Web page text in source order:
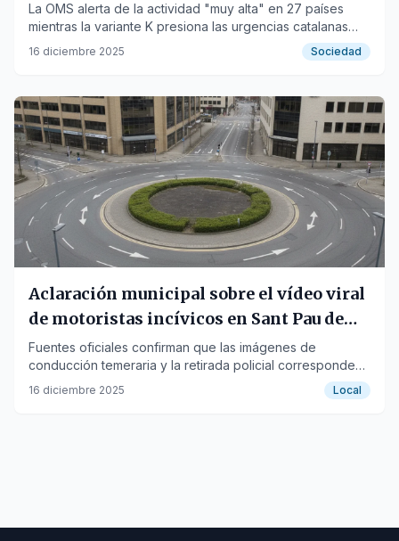
La OMS alerta de la actividad "muy alta" en 27 países
mientras la variante K presiona las urgencias catalanas
antes de Navidad.
16 diciembre 2025 Sociedad
Aclaración municipal sobre el vídeo viral
de motoristas incívicos en Sant Pau de
Riu-sec
Fuentes oficiales confirman que las imágenes de
conducción temeraria y la retirada policial corresponden
a dos sucesos distintos.
16 diciembre 2025 Local